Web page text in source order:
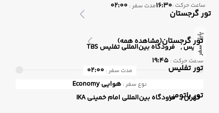
تور گرجستان
تور گرجستان(مشاهده همه)
تور تفلیس
تور باتومی
ساعت حرکت :16:30مدت سفر : 02:00
پایان سفر
تفلیس , فرودگاه بین‌المللی تفلیس TBS
ساعت حرکت : 19:45
مدت سفر :02:00
نوع سفر : هوایی
تهران , فرودگاه بین‌المللی امام خمینی IKA